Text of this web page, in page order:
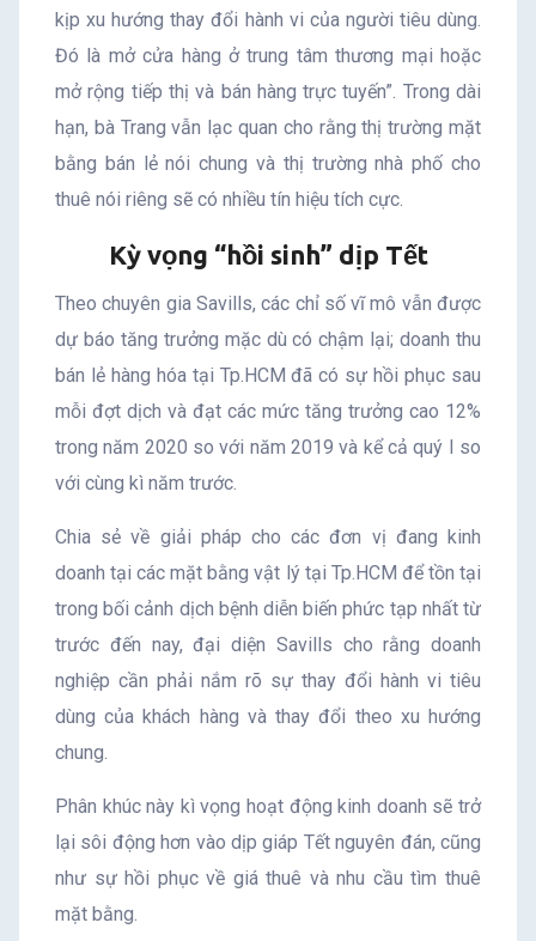
kịp xu hướng thay đổi hành vi của người tiêu dùng.
Đó là mở cửa hàng ở trung tâm thương mại hoặc
mở rộng tiếp thị và bán hàng trực tuyến”. Trong dài
hạn, bà Trang vẫn lạc quan cho rằng thị trường mặt
bằng bán lẻ nói chung và thị trường nhà phố cho
thuê nói riêng sẽ có nhiều tín hiệu tích cực.
Kỳ vọng “hồi sinh” dịp Tết
Theo chuyên gia Savills, các chỉ số vĩ mô vẫn được
dự báo tăng trưởng mặc dù có chậm lại; doanh thu
bán lẻ hàng hóa tại Tp.HCM đã có sự hồi phục sau
mỗi đợt dịch và đạt các mức tăng trưởng cao 12%
trong năm 2020 so với năm 2019 và kể cả quý I so
với cùng kì năm trước.
Chia sẻ về giải pháp cho các đơn vị đang kinh
doanh tại các mặt bằng vật lý tại Tp.HCM để tồn tại
trong bối cảnh dịch bệnh diễn biến phức tạp nhất từ
trước đến nay, đại diện Savills cho rằng doanh
nghiệp cần phải nắm rõ sự thay đổi hành vi tiêu
dùng của khách hàng và thay đổi theo xu hướng
chung.
Phân khúc này kì vọng hoạt động kinh doanh sẽ trở
lại sôi động hơn vào dịp giáp Tết nguyên đán, cũng
như sự hồi phục về giá thuê và nhu cầu tìm thuê
mặt bằng.